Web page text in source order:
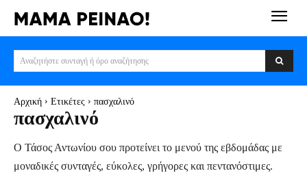
Αναζητήστε συνταγή ή όρο αναζήτησης
Αρχική Ετικέτες πασχαλινό
πασχαλινό
Ο Τάσος Αντωνίου σου προτείνει το μενού της εβδομάδας με
μοναδικές συνταγές, εύκολες, γρήγορες και πεντανόστιμες.